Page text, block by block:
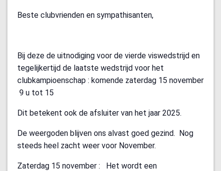
Beste clubvrienden en sympathisanten,
Bij deze de uitnodiging voor de vierde viswedstrijd en
tegelijkertijd de laatste wedstrijd voor het
clubkampioenschap : komende zaterdag 15 november
9 u tot 15
Dit betekent ook de afsluiter van het jaar 2025.
De weergoden blijven ons alvast goed gezind. Nog
steeds heel zacht weer voor November.
Zaterdag 15 november : Het wordt een